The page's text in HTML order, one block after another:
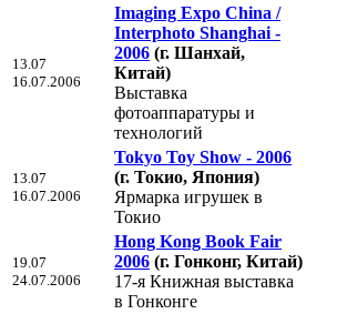
13.07
16.07.2006
Imaging Expo China /
Interphoto Shanghai -
2006 (г. Шанхай,
Китай)
Выставка
фотоаппаратуры и
технологий
13.07
16.07.2006
Tokyo Toy Show - 2006
(г. Токио, Япония)
Ярмарка игрушек в
Токио
19.07
24.07.2006
Hong Kong Book Fair
2006 (г. Гонконг, Китай)
17-я Книжная выставка
в Гонконге